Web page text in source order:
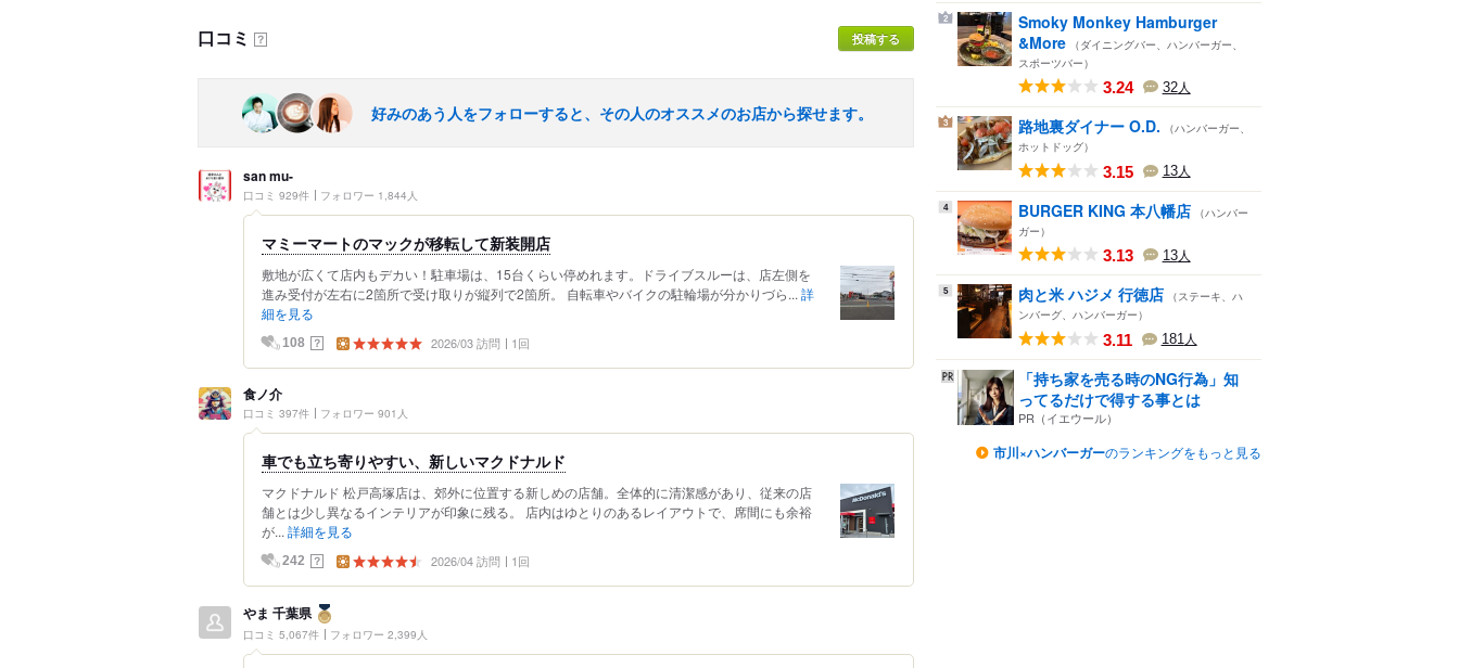
口コミ ？ 投稿する
好みのあう人をフォローすると、その人のオススメのお店から探せます。
san mu-
口コミ 929件 フォロワー 1,844人
マミーマートのマックが移転して新装開店
敷地が広くて店内もデカい！駐車場は、15台くらい停めれます。ドライブスルーは、店左側を
進み受付が左右に2箇所で受け取りが縦列で2箇所。 自転車やバイクの駐輪場が分かりづら... 詳
細を見る
108 ？ 2026/03 訪問 1回
食ノ介
口コミ 397件 フォロワー 901人
車でも立ち寄りやすい、新しいマクドナルド
マクドナルド 松戸高塚店は、郊外に位置する新しめの店舗。全体的に清潔感があり、従来の店
舗とは少し異なるインテリアが印象に残る。 店内はゆとりのあるレイアウトで、席間にも余裕
が... 詳細を見る
242 ？ 2026/04 訪問 1回
やま 千葉県
口コミ 5,067件 フォロワー 2,399人
2
Smoky Monkey Hamburger
&More （ダイニングバー、ハンバーガー、
スポーツバー）
3.24 32人
3 路地裏ダイナー O.D.
（ハンバーガー、
ホットドッグ）
3.15 13人
4 BURGER KING 本八幡店 （ハンバー
ガー）
3.13 13人
5 肉と米 ハジメ 行徳店 （ステーキ、ハ
ンバーグ、ハンバーガー）
3.11 181人
「持ち家を売る時のNG行為」知
ってるだけで得する事とは
PR（イエウール）
市川×ハンバーガーのランキングをもっと見る